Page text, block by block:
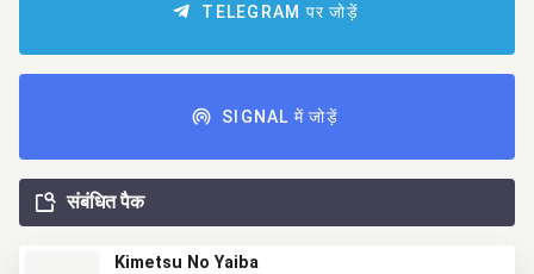
TELEGRAM पर जोड़ें
SIGNAL में जोड़ें
संबंधित पैक
Kimetsu No Yaiba